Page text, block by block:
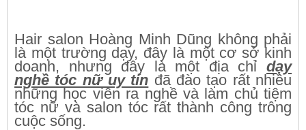
Hair salon Hoàng Minh Dũng không phải
là một trường dạy, đây là một cơ sở kinh
doanh, nhưng đây là một địa chỉ dạy
nghề tóc nữ uy tín đã đào tạo rất nhiều
những học viên ra nghề và làm chủ tiệm
tóc nữ và salon tóc rất thành công trông
cuộc sống.